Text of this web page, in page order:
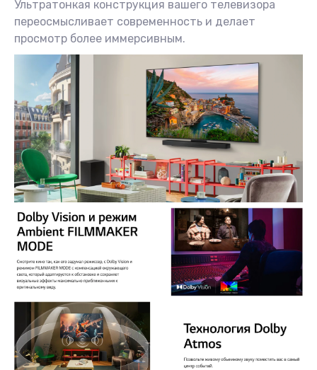
Ультратонкая конструкция вашего телевизора
переосмысливает современность и делает
просмотр более иммерсивным.